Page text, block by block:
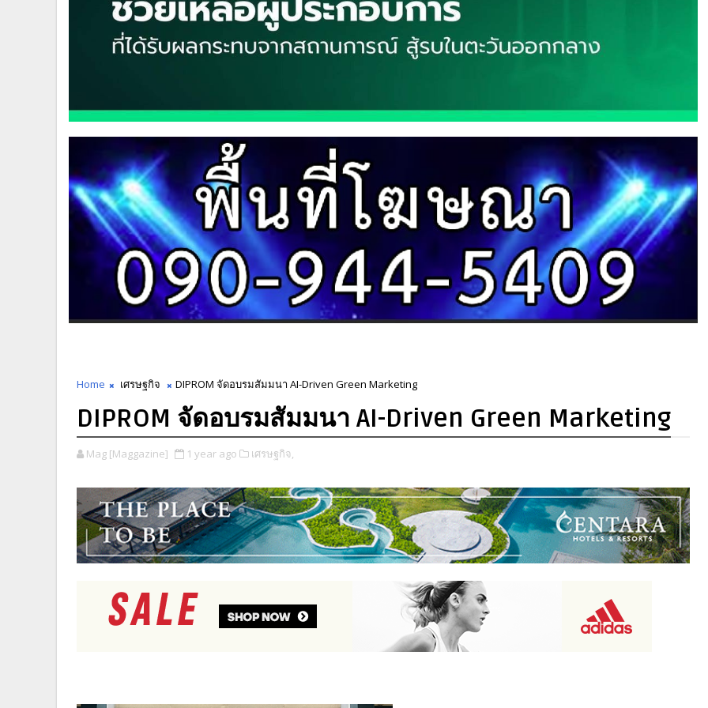
Home เศรษฐกิจ DIPROM จัดอบรมสัมมนา AI-Driven Green Marketing
DIPROM จัดอบรมสัมมนา AI-Driven Green Marketing
Mag [Maggazine] 1 year ago เศรษฐกิจ,